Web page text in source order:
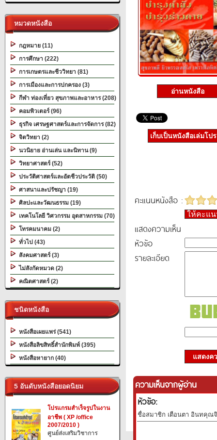
หมวดหนังสือ
กฎหมาย (11)
การศึกษา (222)
การเกษตรและชีววิทยา (81)
การเมืองและการปกครอง (3)
กีฬา ท่องเที่ยว สุขภาพและอาหาร (208)
คอมพิวเตอร์ (96)
ธุรกิจ เศรษฐศาสตร์และการจัดการ (82)
จิตวิทยา (2)
นวนิยาย อ่านเล่น และนิทาน (9)
วิทยาศาสตร์ (52)
ประวัติศาสตร์และอัตชีวประวัติ (50)
ศาสนาและปรัชญา (19)
ศิลปะและวัฒนธรรม (19)
เทคโนโลยี วิศวกรรม อุตสาหกรรม (70)
โทรคมนาคม (2)
ทั่วไป (43)
สังคมศาสตร์ (3)
ไม่สังกัดหมวด (2)
คณิตศาสตร์ (2)
ชนิดหนังสือ
หนังสือเผยแพร่ (541)
หนังสือลิขสิทธิ์สำนักพิมพ์ (395)
หนังสือหายาก (40)
5 อันดับหนังสือยอดนิยม
โปรแกรมสำเร็จรูปในงาน
อาชีพ ( XP /office
2007/2010 )
ศูนย์ส่งเสริมวิชาการ
อ่านหนังสือ
เก็บเป็นหนังสือเล่มโป
คะแนนหนังสือ :
ให้คะแ
แสดงความเห็น
หัวข้อ
รายละเอียด
แสดงค
ความเห็นจากผู้อ่าน
หัวข้อ:
ชื่อสมาชิก เตือนตา อินทคุณจิ